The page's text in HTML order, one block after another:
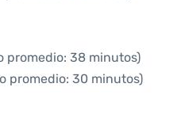
promedio: 38 minutos)
promedio: 30 minutos)